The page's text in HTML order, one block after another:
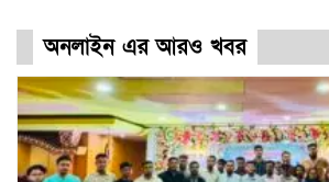
অনলাইন এর আরও খবর